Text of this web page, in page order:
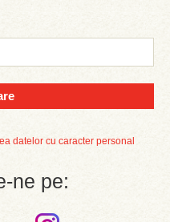
datelor cu caracter personal
ne pe: